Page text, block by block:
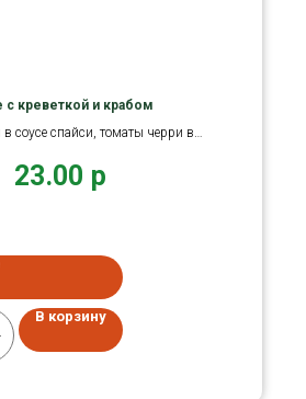
с креветкой и крабом
соусе спайси, томаты черри в
23.00 р
В корзину